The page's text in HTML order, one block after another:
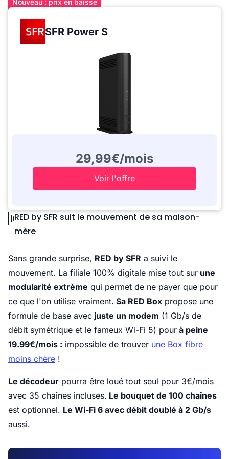
SFR Power S
29,99€/mois
Voir l'offre
RED by SFR suit le mouvement de sa maison-
mère
Sans grande surprise, RED by SFR a suivi le
mouvement. La filiale 100% digitale mise tout sur une
modularité extrème qui permet de ne payer que pour
ce que l'on utilise vraiment. Sa RED Box propose une
formule de base avec juste un modem (1 Gb/s de
débit symétrique et le fameux Wi-Fi 5) pour à peine
19.99€/mois : impossible de trouver une Box fibre
moins chère !
Le décodeur pourra être loué tout seul pour 3€/mois
avec 35 chaînes incluses. Le bouquet de 100 chaînes
est optionnel. Le Wi-Fi 6 avec débit doublé à 2 Gb/s
aussi.